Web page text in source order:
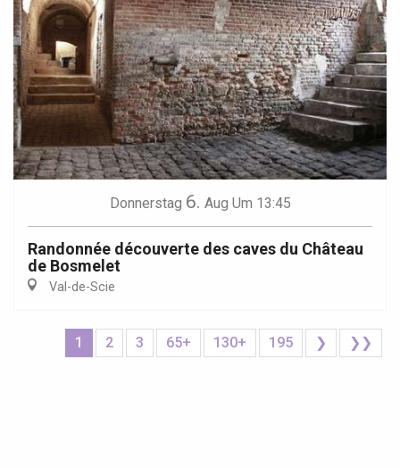
Donnerstag 6. Aug Um 13:45
Randonnée découverte des caves du Château
de Bosmelet
Val-de-Scie
1 2 3 65+ 130+ 195 ❯ ❯❯